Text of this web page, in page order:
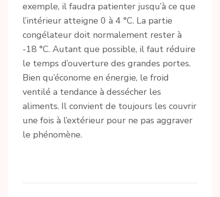
exemple, il faudra patienter jusqu’à ce que
l’intérieur atteigne 0 à 4 °C. La partie
congélateur doit normalement rester à
-18 °C. Autant que possible, il faut réduire
le temps d’ouverture des grandes portes.
Bien qu’économe en énergie, le froid
ventilé a tendance à dessécher les
aliments. Il convient de toujours les couvrir
une fois à l’extérieur pour ne pas aggraver
le phénomène.